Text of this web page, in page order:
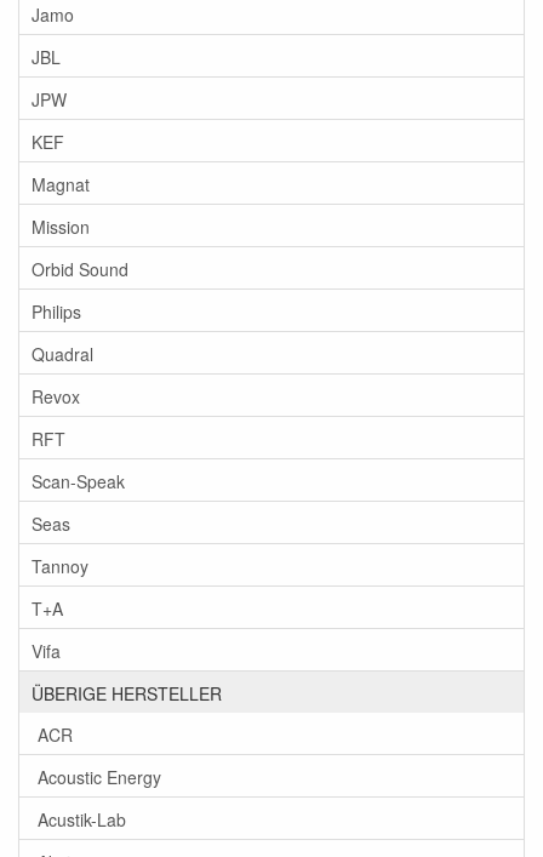
Jamo
JBL
JPW
KEF
Magnat
Mission
Orbid Sound
Philips
Quadral
Revox
RFT
Scan-Speak
Seas
Tannoy
T+A
Vifa
ÜBERIGE HERSTELLER
ACR
Acoustic Energy
Acustik-Lab